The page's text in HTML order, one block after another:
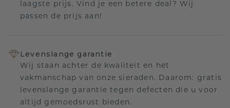
laagste prijs. Vind je een betere deal? Wij
passen de prijs aan!
Levenslange garantie
Wij staan achter de kwaliteit en het
vakmanschap van onze sieraden. Daarom: gratis
levenslange garantie tegen defecten die u voor
altijd gemoedsrust bieden.